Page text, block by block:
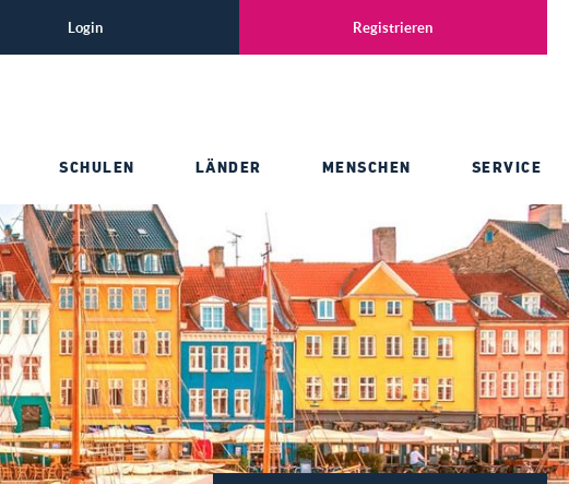
Login Registrieren
SCHULEN LÄNDER MENSCHEN SERVICE